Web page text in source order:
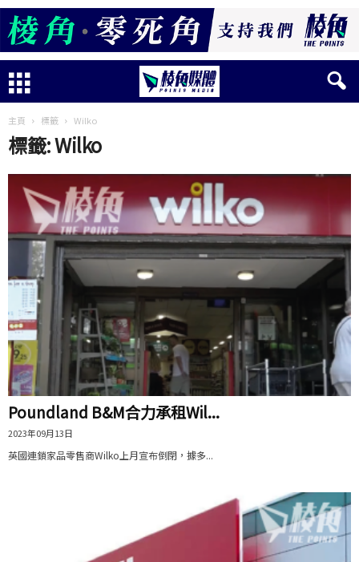
主頁 標籤 Wilko
標籤: Wilko
Poundland B&M合力承租Wil...
2023年09月13日
英國連鎖家品零售商Wilko上月宣布倒閉，據多...